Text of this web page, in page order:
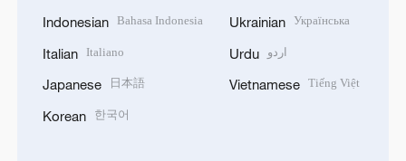
Indonesian Bahasa Indonesia
Italian Italiano
Japanese 日本語
Korean 한국어
Ukrainian Українська
Urdu اردو
Vietnamese Tiếng Việt